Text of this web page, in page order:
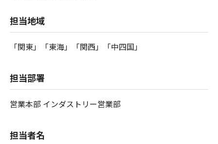
担当地域
「関東」「東海」「関西」「中四国」
担当部署
営業本部 インダストリー営業部
担当者名